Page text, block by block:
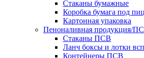
Стаканы бумажные
Коробка бумага под
Картонная упаковка
Пеноналивная продукция/
Стаканы ПСВ
Ланч боксы и лотки
Контейнеры ПСВ